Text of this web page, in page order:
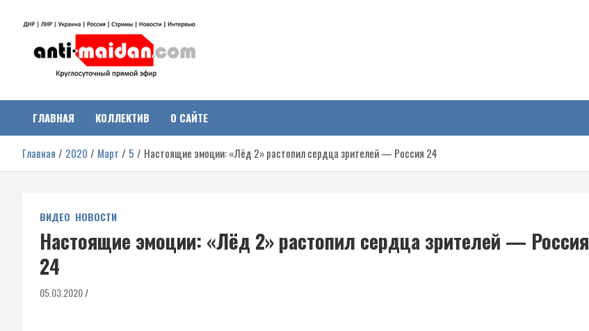
Антимайдан:
Гражданская война на
Украине
о гражданской войне на Украине, включая события в Новороссии,
ДНР, ЛНР и других регионах.
ГЛАВНАЯ КОЛЛЕКТИВ О САЙТЕ
Главная 2020 Март 5 Настоящие эмоции: «Лёд 2» растопил сердца зрителей — Россия 24
ВИДЕО НОВОСТИ
Настоящие эмоции: «Лёд 2» растопил сердца зрителей — Россия
24
05.03.2020